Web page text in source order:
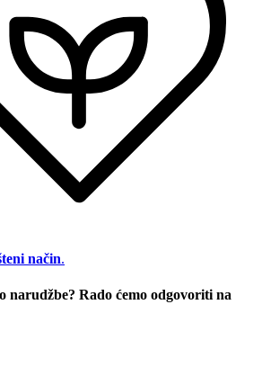
način.
narudžbe? Rado ćemo odgovoriti na